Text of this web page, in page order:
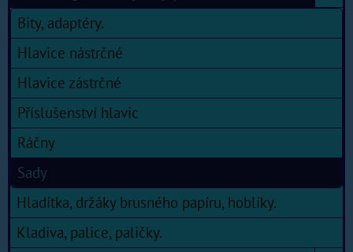
Bity, adaptéry.
Hlavice nástrčné
Hlavice zástrčné
Příslušenství hlavic
Ráčny
Sady
Hladítka, držáky brusného papíru, hoblíky.
Kladiva, palice, paličky.